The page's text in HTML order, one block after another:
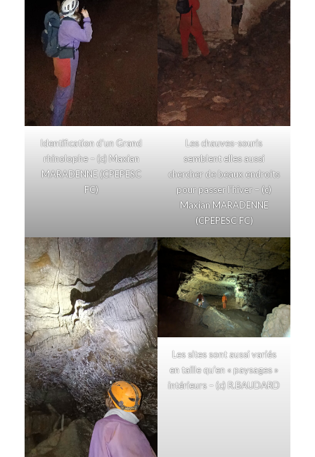
Identification d’un Grand
rhinolophe – (c) Maxian
MARADENNE (CPEPESC
FC)
Les chauves-souris
semblent elles aussi
chercher de beaux endroits
pour passer l’hiver – (c)
Maxian MARADENNE
(CPEPESC FC)
Les sites sont aussi variés
en taille qu’en « paysages »
intérieurs – (c) R.BAUDARD